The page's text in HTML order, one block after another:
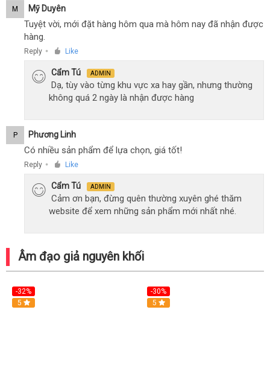
M Mỹ Duyên
Tuyệt vời, mới đặt hàng hôm qua mà hôm nay đã nhận được
hàng.
Reply ● Like
Cẩm Tú ADMIN
Dạ, tùy vào từng khu vực xa hay gần, nhưng thường
không quá 2 ngày là nhận được hàng
P Phương Linh
Có nhiều sản phẩm để lựa chọn, giá tốt!
Reply ● Like
Cẩm Tú ADMIN
Cảm ơn bạn, đừng quên thường xuyên ghé thăm
website để xem những sản phẩm mới nhất nhé.
Âm đạo giả nguyên khối
-32%
Hot
5
-30%
Hot
5